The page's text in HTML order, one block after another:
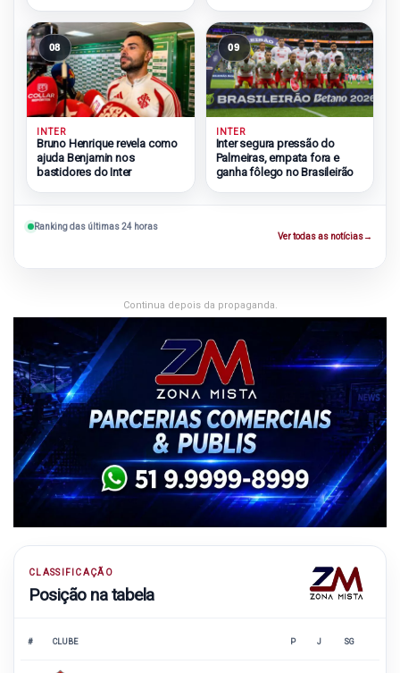
08
INTER
Bruno Henrique revela como
ajuda Benjamin nos
bastidores do Inter
09
INTER
Inter segura pressão do
Palmeiras, empata fora e
ganha fôlego no Brasileirão
Ranking das últimas 24 horas
Ver todas as notícias→
Continua depois da propaganda.
CLASSIFICAÇÃO
Posição na tabela
# CLUBE P J SG